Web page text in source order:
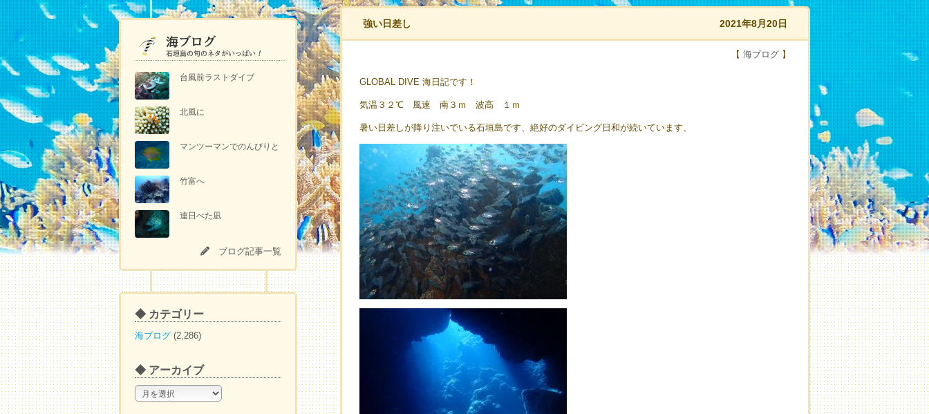
台風前ラストダイブ
北風に
マンツーマンでのんびりと
竹富へ
連日べた凪
ブログ記事一覧
◆ カテゴリー
海ブログ (2,286)
◆ アーカイブ
◆
ア
強い日差し 2021年8月20日
【 海ブログ 】
GLOBAL DIVE 海日記です！
気温３２℃ 風速 南３ｍ 波高 １ｍ
暑い日差しが降り注いでいる石垣島です、絶好のダイビング日和が続いています、